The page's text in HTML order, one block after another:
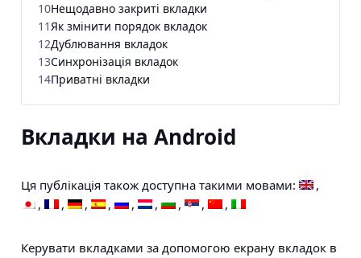
Вкладки на Android
Ця публікація також доступна такими мовами:
Керувати вкладками за допомогою екрану вкладок в
10Нещодавно закриті вкладки
11Як змінити порядок вкладок
12Дублювання вкладок
13Синхронізація вкладок
14Приватні вкладки